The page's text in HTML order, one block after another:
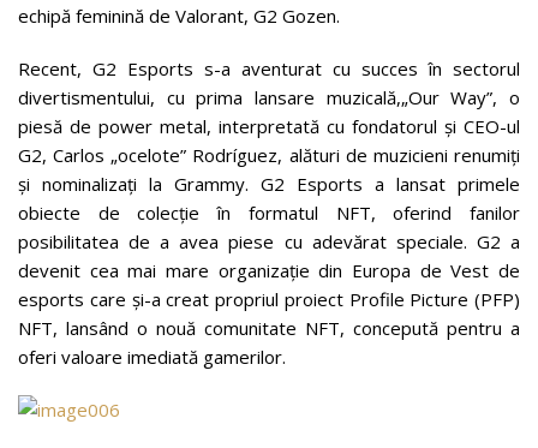
echipă feminină de Valorant, G2 Gozen.
Recent, G2 Esports s-a aventurat cu succes în sectorul
divertismentului, cu prima lansare muzicală,„Our Way”, o
piesă de power metal, interpretată cu fondatorul și CEO-ul
G2, Carlos „ocelote” Rodríguez, alături de muzicieni renumiți
și nominalizați la Grammy. G2 Esports a lansat primele
obiecte de colecție în formatul NFT, oferind fanilor
posibilitatea de a avea piese cu adevărat speciale. G2 a
devenit cea mai mare organizație din Europa de Vest de
esports care și-a creat propriul proiect Profile Picture (PFP)
NFT, lansând o nouă comunitate NFT, concepută pentru a
oferi valoare imediată gamerilor.